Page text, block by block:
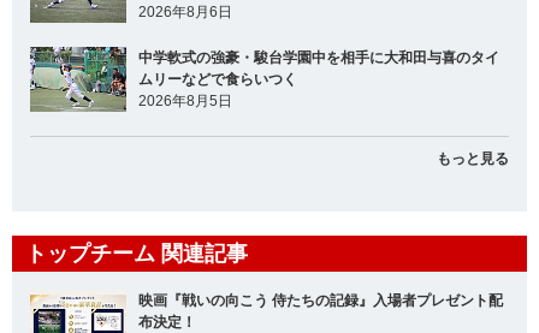
2026年8月6日
中学軟式の強豪・駿台学園中を相手に大和田与喜のタイ
ムリーなどで食らいつく
2026年8月5日
もっと見る
トップチーム 関連記事
映画『戦いの向こう 侍たちの記録』入場者プレゼント配
布決定！